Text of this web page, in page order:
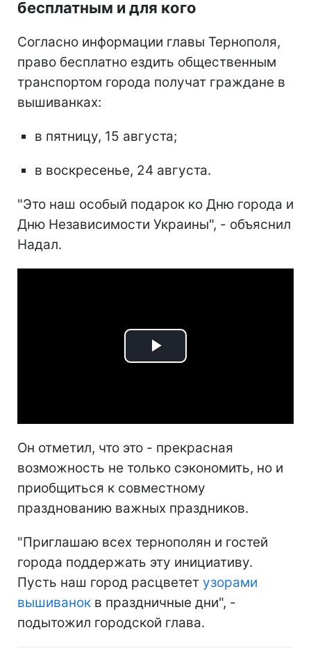
бесплатным и для кого
Согласно информации главы Тернополя,
право бесплатно ездить общественным
транспортом города получат граждане в
вышиванках:
в пятницу, 15 августа;
в воскресенье, 24 августа.
"Это наш особый подарок ко Дню города и
Дню Независимости Украины", - объяснил
Надал.
Play
Он отметил, что это - прекрасная
возможность не только сэкономить, но и
приобщиться к совместному
празднованию важных праздников.
"Приглашаю всех тернополян и гостей
города поддержать эту инициативу.
Пусть наш город расцветет узорами
вышиванок в праздничные дни", -
подытожил городской глава.